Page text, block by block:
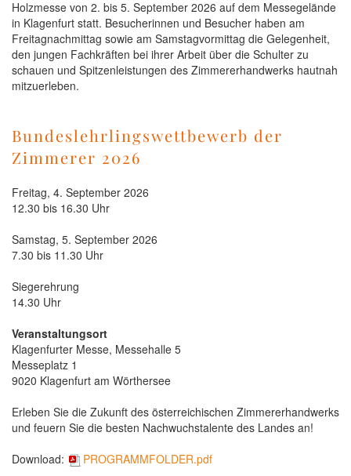
Holzmesse von 2. bis 5. September 2026 auf dem Messegelände
in Klagenfurt statt. Besucherinnen und Besucher haben am
Freitagnachmittag sowie am Samstagvormittag die Gelegenheit,
den jungen Fachkräften bei ihrer Arbeit über die Schulter zu
schauen und Spitzenleistungen des Zimmererhandwerks hautnah
mitzuerleben.
Bundeslehrlingswettbewerb der
Zimmerer 2026
Freitag, 4. September 2026
12.30 bis 16.30 Uhr
Samstag, 5. September 2026
7.30 bis 11.30 Uhr
Siegerehrung
14.30 Uhr
Veranstaltungsort
Klagenfurter Messe, Messehalle 5
Messeplatz 1
9020 Klagenfurt am Wörthersee
Erleben Sie die Zukunft des österreichischen Zimmererhandwerks
und feuern Sie die besten Nachwuchstalente des Landes an!
Download:
PROGRAMMFOLDER.pdf